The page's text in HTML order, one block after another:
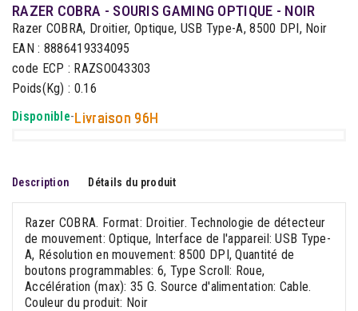
RAZER COBRA - SOURIS GAMING OPTIQUE - NOIR
Razer COBRA, Droitier, Optique, USB Type-A, 8500 DPI, Noir
EAN : 8886419334095
code ECP : RAZSO043303
Poids(Kg) : 0.16
Disponible-Livraison 96H
Description Détails du produit
Razer COBRA. Format: Droitier. Technologie de détecteur
de mouvement: Optique, Interface de l'appareil: USB Type-
A, Résolution en mouvement: 8500 DPI, Quantité de
boutons programmables: 6, Type Scroll: Roue,
Accélération (max): 35 G. Source d'alimentation: Cable.
Couleur du produit: Noir